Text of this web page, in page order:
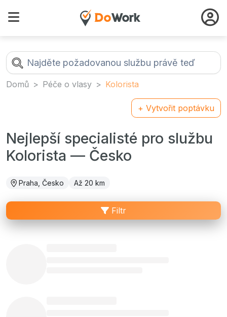
Domů Péče o vlasy Kolorista
+ Vytvořit poptávku
Nejlepší specialisté pro službu
Kolorista — Česko
Praha, Česko Až 20 km
Filtr